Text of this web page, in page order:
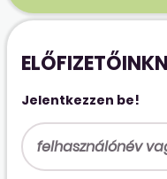
Jelentkezzen be!